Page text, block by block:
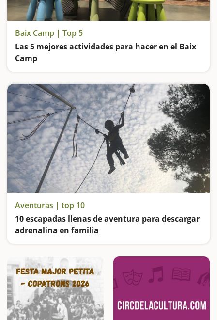
Baix Camp | Top 5
Las 5 mejores actividades para hacer en el Baix
Camp
Aventuras | top 10
10 escapadas llenas de aventura para descargar
adrenalina en familia